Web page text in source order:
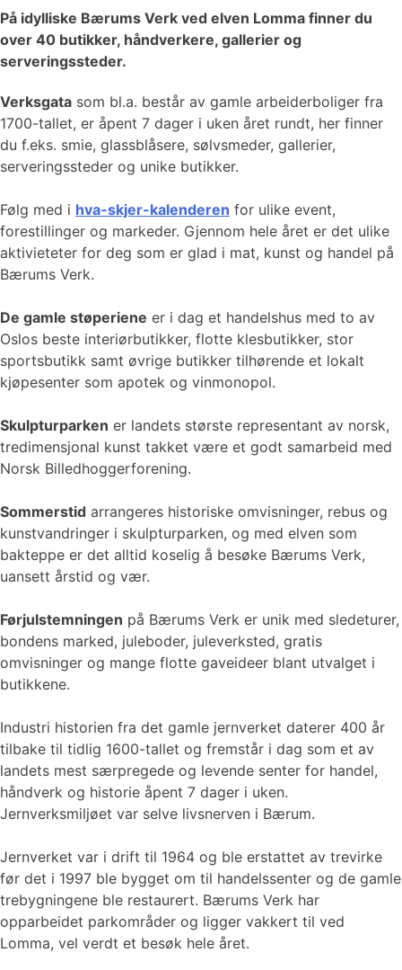
På idylliske Bærums Verk ved elven Lomma finner du
over 40 butikker, håndverkere, gallerier og
serveringssteder.
Verksgata som bl.a. består av gamle arbeiderboliger fra
1700-tallet, er åpent 7 dager i uken året rundt, her finner
du f.eks. smie, glassblåsere, sølvsmeder, gallerier,
serveringssteder og unike butikker.
Følg med i hva-skjer-kalenderen for ulike event,
forestillinger og markeder. Gjennom hele året er det ulike
aktivieteter for deg som er glad i mat, kunst og handel på
Bærums Verk.
De gamle støperiene er i dag et handelshus med to av
Oslos beste interiørbutikker, flotte klesbutikker, stor
sportsbutikk samt øvrige butikker tilhørende et lokalt
kjøpesenter som apotek og vinmonopol.
Skulpturparken er landets største representant av norsk,
tredimensjonal kunst takket være et godt samarbeid med
Norsk Billedhoggerforening.
Sommerstid arrangeres historiske omvisninger, rebus og
kunstvandringer i skulpturparken, og med elven som
bakteppe er det alltid koselig å besøke Bærums Verk,
uansett årstid og vær.
Førjulstemningen på Bærums Verk er unik med sledeturer,
bondens marked, juleboder, juleverksted, gratis
omvisninger og mange flotte gaveideer blant utvalget i
butikkene.
Industri historien fra det gamle jernverket daterer 400 år
tilbake til tidlig 1600-tallet og fremstår i dag som et av
landets mest særpregede og levende senter for handel,
håndverk og historie åpent 7 dager i uken.
Jernverksmiljøet var selve livsnerven i Bærum.
Jernverket var i drift til 1964 og ble erstattet av trevirke
før det i 1997 ble bygget om til handelssenter og de gamle
trebygningene ble restaurert. Bærums Verk har
opparbeidet parkområder og ligger vakkert til ved
Lomma, vel verdt et besøk hele året.